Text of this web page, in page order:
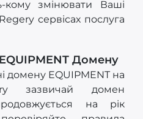
кому змінювати Ваші
сервісах послуга
Домену
домену EQUIPMENT на
зазвичай домен
на рік